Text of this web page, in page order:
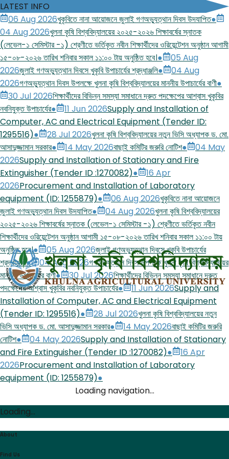
LATEST INFO
06 Aug 2026খুকৃবিতে নানা আয়োজনে জুলাই গণঅভ্যুত্থান দিবস উদযাপিত●
04 Aug 2026খুলনা কৃষি বিশ্ববিদ্যালয়ের ২০২৫-২০২৬ শিক্ষাবর্ষের স্নাতক
(লেভেল-১ সেমিস্টার -১) শ্রেণীতে ভর্তিকৃত নবীন শিক্ষার্থীদের ওরিয়েন্টেশন অনুষ্ঠান আগামী
১৫-০৮-২০২৬ তারিখ শনিবার সকাল ১১:০০ টায় অনুষ্ঠিত হবে।●
05 Aug
2026জুলাই গণঅভ্যুত্থান দিবসে খুকৃবি উপাচার্যের শ্রদ্ধাঞ্জলি●
04 Aug
2026গণঅভ্যুত্থান দিবস উপলক্ষে খুলনা কৃষি বিশ্ববিদ্যালয়ের মাননীয় উপাচার্যের বাণী●
30 Jul 2026শিক্ষার্থীদের বিভিন্ন সমস্যা সমাধানে দ্রুত পদক্ষেপের আশ্বাস খুকৃবির
নবনিযুক্ত উপাচার্যের● 11 Jun 2026Supply and Installation of
Computer, AC and Electrical Equipment (Tender ID:
1295516)● 28 Jul 2026খুলনা কৃষি বিশ্ববিদ্যালয়ের নতুন ভিসি অধ্যাপক ড. মো.
আসাদুজ্জামান সরকার● 14 May 2026বাছাই কমিটির জরুরি নোটিশ●
04 May
2026Supply and Installation of Stationary and Fire
Extinguisher (Tender ID :1270082)●
16 Apr
2026Procurement and Installation of Laboratory
equipment (ID: 1255879)● 06 Aug 2026খুকৃবিতে নানা আয়োজনে
জুলাই গণঅভ্যুত্থান দিবস উদযাপিত● 04 Aug 2026খুলনা কৃষি বিশ্ববিদ্যালয়ের
২০২৫-২০২৬ শিক্ষাবর্ষের স্নাতক (লেভেল-১ সেমিস্টার -১) শ্রেণীতে ভর্তিকৃত নবীন
শিক্ষার্থীদের ওরিয়েন্টেশন অনুষ্ঠান আগামী ১৫-০৮-২০২৬ তারিখ শনিবার সকাল ১১:০০ টায়
অনুষ্ঠিত হবে।● 05 Aug 2026জুলাই গণঅভ্যুত্থান দিবসে খুকৃবি উপাচার্যের
শ্রদ্ধাঞ্জলি● 04 Aug 2026গণঅভ্যুত্থান দিবস উপলক্ষে খুলনা কৃষি বিশ্ববিদ্যালয়ের
মাননীয় উপাচার্যের বাণী● 30 Jul 2026শিক্ষার্থীদের বিভিন্ন সমস্যা সমাধানে দ্রুত
পদক্ষেপের আশ্বাস খুকৃবির নবনিযুক্ত উপাচার্যের● 11 Jun 2026Supply and
Installation of Computer, AC and Electrical Equipment
(Tender ID: 1295516)● 28 Jul 2026খুলনা কৃষি বিশ্ববিদ্যালয়ের নতুন
ভিসি অধ্যাপক ড. মো. আসাদুজ্জামান সরকার● 14 May 2026বাছাই কমিটির জরুরি
নোটিশ● 04 May 2026Supply and Installation of Stationary
and Fire Extinguisher (Tender ID :1270082)●
16 Apr
2026Procurement and Installation of Laboratory
equipment (ID: 1255879)●
Loading navigation...
Loading...
About
Find Us